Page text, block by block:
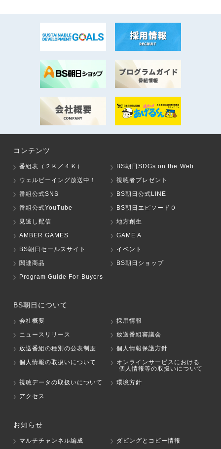
コンテンツ
番組表（２Ｋ／４Ｋ）
BS朝日SDGs on the Web
ウェルビーイング放送中！
視聴者プレゼント
番組公式SNS
BS朝日公式LINE
番組公式YouTube
BS朝日エピソード０
見逃し配信
地方創生
AMBER GAMES
GAME A
BS朝日セールスサイト
イベント
関連商品
BS朝日ショップ
Program Guide For Buyers
BS朝日について
会社概要
採用情報
ニュースリリース
放送番組審議会
放送番組の種別の公表制度
個人情報保護方針
個人情報の取扱いについて
オンラインサービスにおける
個人情報等の取扱いについて
視聴データの取扱いについて
環境方針
アクセス
お知らせ
マルチチャンネル編成 ダビングとコピー情報